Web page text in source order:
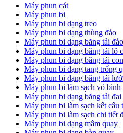
Máy phun cát
Máy phun bi
Máy phun bi dạng treo
Máy phun bi dạng thùng đảo
Máy phun bi dạng băng tải đảo
Máy phun bi dạng băng tải lô
Máy phun bi dạng băng tải
Máy phun bi dạng tang trống
Máy phun bi dạng băng tải
Máy phun bi làm sạch vỏ bình
Máy phun bi dạng băng tải đai
Máy phun bi làm sạch kết cấu
Máy phun bi làm sạch chi tiết
Máy phun bi dạng mâm quay